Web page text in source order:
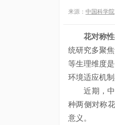
来源： 中国科学院
花对称
统研究多聚
等生理维度
环境适应机制
近期，中
种两侧对称
意义。